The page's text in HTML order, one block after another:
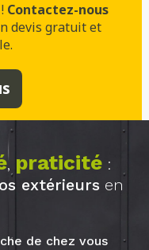
Contactez-nous
devis gratuit et
, praticité:
extérieurs en
de chez vous